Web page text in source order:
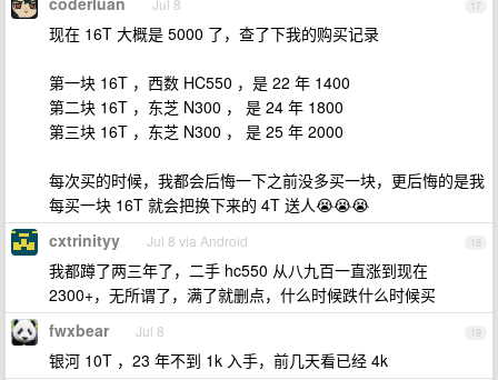
17
Jul 8
现在 16T 大概是 5000 了，查了下我的购买记录
第一块 16T ，西数 HC550 ，是 22 年 1400
第二块 16T ，东芝 N300 ， 是 24 年 1800
第三块 16T ，东芝 N300 ， 是 25 年 2000
每次买的时候，我都会后悔一下之前没多买一块，更后悔的是我
每买一块 16T 就会把换下来的 4T 送人😭😭😭
18
cxtrinityy Jul 8 via Android
我都蹲了两三年了，二手 hc550 从八九百一直涨到现在
2300+，无所谓了，满了就删点，什么时候跌什么时候买
19
fwxbear Jul 8
银河 10T ，23 年不到 1k 入手，前几天看已经 4k